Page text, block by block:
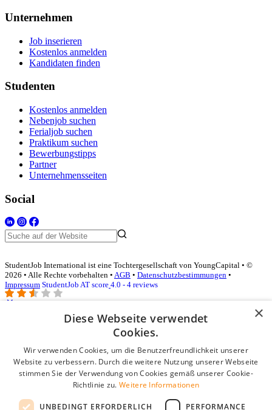
Unternehmen
Job inserieren
Kostenlos anmelden
Kandidaten finden
Studenten
Kostenlos anmelden
Nebenjob suchen
Ferialjob suchen
Praktikum suchen
Bewerbungstipps
Partner
Unternehmensseiten
Social
StudentJob International ist eine Tochtergesellschaft von YoungCapital • ©
2026 • Alle Rechte vorbehalten • AGB • Datenschutzbestimmungen •
Impressum StudentJob AT score 4.0 - 4 reviews
Login für Unternehmen
E-Mail*
Passwort
Angemeldet bleiben
×
Diese Webseite verwendet
Cookies.
Wir verwenden Cookies, um die Benutzerfreundlichkeit unserer
Website zu verbessern. Durch die weitere Nutzung unserer Webseite
stimmen Sie der Verwendung von Cookies gemäß unserer Cookie-
Richtlinie zu. Weitere Informationen
UNBEDINGT ERFORDERLICH PERFORMANCE